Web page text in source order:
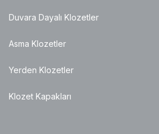
Duvara Dayalı Klozetler
Asma Klozetler
Yerden Klozetler
Klozet Kapakları